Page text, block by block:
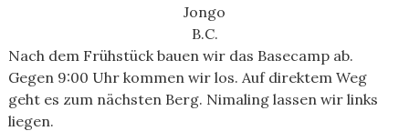
Jongo
B.C.
Nach dem Frühstück bauen wir das Basecamp ab.
Gegen 9:00 Uhr kommen wir los. Auf direktem Weg
geht es zum nächsten Berg. Nimaling lassen wir links
liegen.